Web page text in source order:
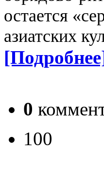
остается
азиатских
0
100